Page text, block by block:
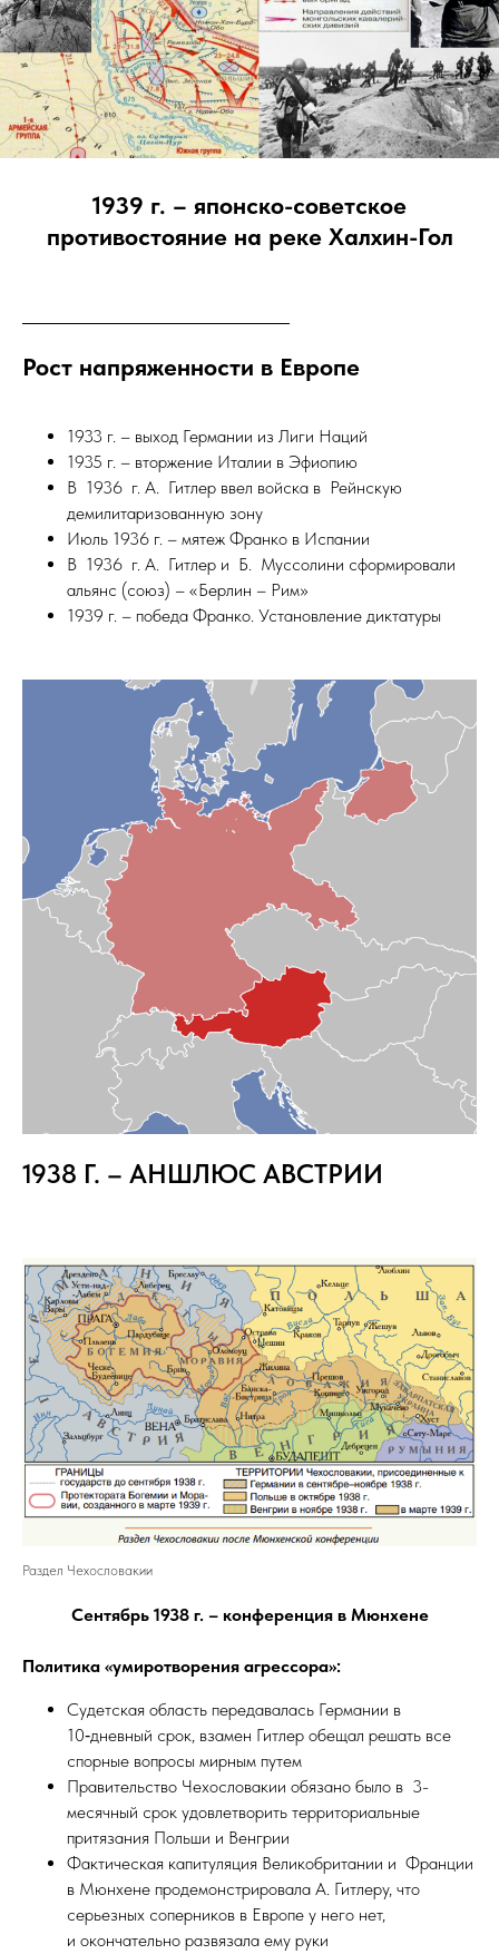
1939 г. – японско-советское
противостояние на реке Халхин-Гол
Рост напряженности в Европе
1933 г. – выход Германии из Лиги Наций
1935 г. – вторжение Италии в Эфиопию
В 1936 г. А. Гитлер ввел войска в Рейнскую
демилитаризованную зону
Июль 1936 г. – мятеж Франко в Испании
В 1936 г. А. Гитлер и Б. Муссолини сформировали
альянс (союз) – «Берлин – Рим»
1939 г. – победа Франко. Установление диктатуры
1938 Г. – АНШЛЮС АВСТРИИ
Раздел Чехословакии
Сентябрь 1938 г. – конференция в Мюнхене
Политика «умиротворения агрессора»:
Судетская область передавалась Германии в
10‑дневный срок, взамен Гитлер обещал решать все
спорные вопросы мирным путем
Правительство Чехословакии обязано было в 3-
месячный срок удовлетворить территориальные
притязания Польши и Венгрии
Фактическая капитуляция Великобритании и Франции
в Мюнхене продемонстрировала А. Гитлеру, что
серьезных соперников в Европе у него нет,
и окончательно развязала ему руки